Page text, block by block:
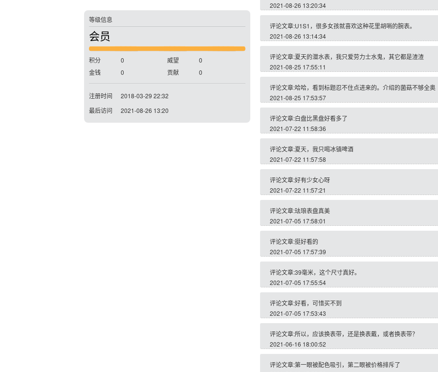
等级信息
会员
积分 0 威望
0
金钱
0 贡献 0
注册时间
2018-03-29 22:32
最后访问
2021-08-26 13:20
2021-08-26 13:20:34
评论文章:U1S1，很多女孩就喜欢这种花里胡哨的腕表。
2021-08-26 13:14:34
评论文章:夏天的潜水表，我只爱劳力士水鬼，其它都是渣渣
2021-08-25 17:55:11
评论文章:哈哈，看到标题忍不住点进来的。介绍的菌菇不够全奥
2021-08-25 17:53:57
评论文章:白盘比黑盘好看多了
2021-07-22 11:58:36
评论文章:夏天，我只喝冰镇啤酒
2021-07-22 11:57:58
评论文章:好有少女心呀
2021-07-22 11:57:21
评论文章:珐琅表盘真美
2021-07-05 17:58:01
评论文章:挺好看的
2021-07-05 17:57:39
评论文章:39毫米，这个尺寸真好。
2021-07-05 17:55:54
评论文章:好看，可惜买不到
2021-07-05 17:53:43
评论文章:所以，应该换表带，还是换表戴，或者换表带？
2021-06-16 18:00:52
评论文章:第一眼被配色吸引，第二眼被价格排斥了